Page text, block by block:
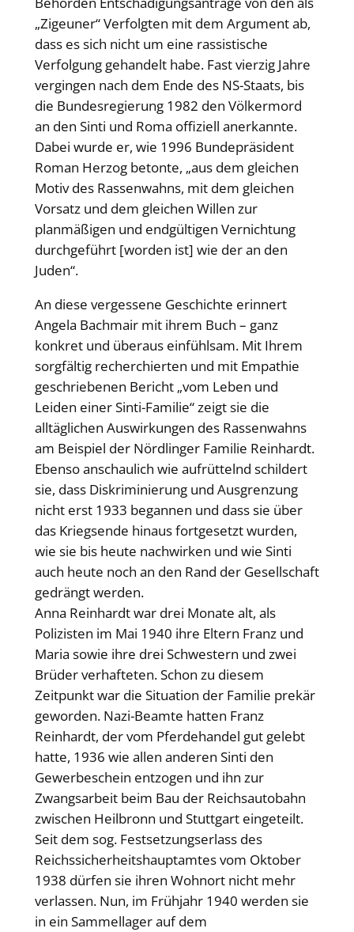
„Zigeuner“ Verfolgten mit dem Argument ab,
dass es sich nicht um eine rassistische
Verfolgung gehandelt habe. Fast vierzig Jahre
vergingen nach dem Ende des NS-Staats, bis
die Bundesregierung 1982 den Völkermord
an den Sinti und Roma offiziell anerkannte.
Dabei wurde er, wie 1996 Bundepräsident
Roman Herzog betonte, „aus dem gleichen
Motiv des Rassenwahns, mit dem gleichen
Vorsatz und dem gleichen Willen zur
planmäßigen und endgültigen Vernichtung
durchgeführt [worden ist] wie der an den
Juden“.
An diese vergessene Geschichte erinnert
Angela Bachmair mit ihrem Buch – ganz
konkret und überaus einfühlsam. Mit Ihrem
sorgfältig recherchierten und mit Empathie
geschriebenen Bericht „vom Leben und
Leiden einer Sinti-Familie“ zeigt sie die
alltäglichen Auswirkungen des Rassenwahns
am Beispiel der Nördlinger Familie Reinhardt.
Ebenso anschaulich wie aufrüttelnd schildert
sie, dass Diskriminierung und Ausgrenzung
nicht erst 1933 begannen und dass sie über
das Kriegsende hinaus fortgesetzt wurden,
wie sie bis heute nachwirken und wie Sinti
auch heute noch an den Rand der Gesellschaft
gedrängt werden.
Anna Reinhardt war drei Monate alt, als
Polizisten im Mai 1940 ihre Eltern Franz und
Maria sowie ihre drei Schwestern und zwei
Brüder verhafteten. Schon zu diesem
Zeitpunkt war die Situation der Familie prekär
geworden. Nazi-Beamte hatten Franz
Reinhardt, der vom Pferdehandel gut gelebt
hatte, 1936 wie allen anderen Sinti den
Gewerbeschein entzogen und ihn zur
Zwangsarbeit beim Bau der Reichsautobahn
zwischen Heilbronn und Stuttgart eingeteilt.
Seit dem sog. Festsetzungserlass des
Reichssicherheitshauptamtes vom Oktober
1938 dürfen sie ihren Wohnort nicht mehr
verlassen. Nun, im Frühjahr 1940 werden sie
in ein Sammellager auf dem